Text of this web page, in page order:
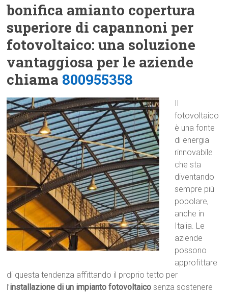
bonifica amianto copertura
superiore di capannoni per
fotovoltaico: una soluzione
vantaggiosa per le aziende
chiama 800955358
fotovoltaico
è una fonte
di energia
rinnovabile
che sta
diventando
sempre più
popolare,
anche in
Italia. Le
aziende
possono
approfittare
di questa tendenza affittando il proprio tetto per
l’installazione di un impianto fotovoltaico senza sostenere